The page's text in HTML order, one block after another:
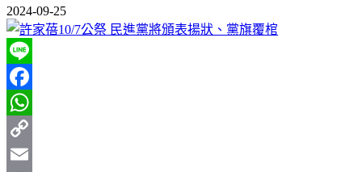
2024-09-25
Line
Facebook
WhatsApp
Copy